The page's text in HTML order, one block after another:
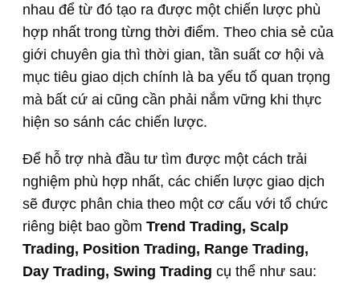
nhau để từ đó tạo ra được một chiến lược phù
hợp nhất trong từng thời điểm. Theo chia sẻ của
giới chuyên gia thì thời gian, tần suất cơ hội và
mục tiêu giao dịch chính là ba yếu tố quan trọng
mà bất cứ ai cũng cần phải nắm vững khi thực
hiện so sánh các chiến lược.
Để hỗ trợ nhà đầu tư tìm được một cách trải
nghiệm phù hợp nhất, các chiến lược giao dịch
sẽ được phân chia theo một cơ cấu với tổ chức
riêng biệt bao gồm Trend Trading, Scalp
Trading, Position Trading, Range Trading,
Day Trading, Swing Trading cụ thể như sau: